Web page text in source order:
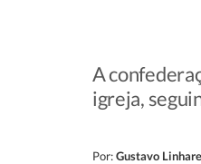
A
igreja,
Por:Gustavo